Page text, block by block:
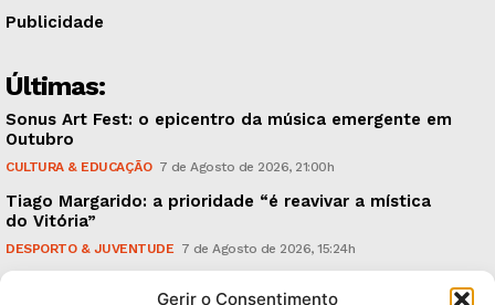
Gerir o Consentimento
Publicidade
Últimas:
Sonus Art Fest: o epicentro da música emergente em
Outubro
CULTURA & EDUCAÇÃO 7 de Agosto de 2026, 21:00h
Tiago Margarido: a prioridade “é reavivar a mística
do Vitória”
DESPORTO & JUVENTUDE 7 de Agosto de 2026, 15:24h